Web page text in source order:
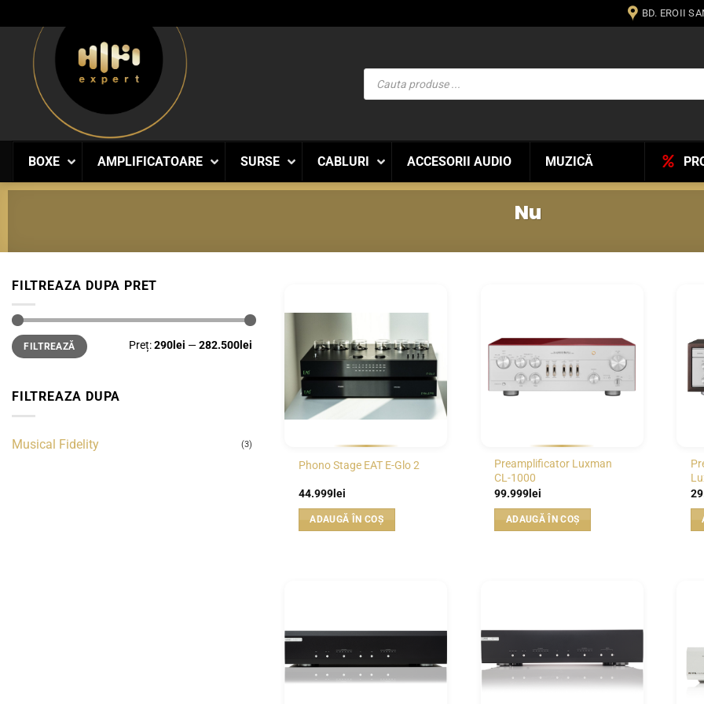
to
content
BD. EROII
Products
search
BOXE AMPLIFICATOARE SURSE CABLURI ACCESORII AUDIO MUZICĂ
Nu
FILTREAZA DUPA PRET
Preț
minim
Preț
maximFILTREAZĂ Preț:290lei —282.500lei
FILTREAZA DUPA
Musical Fidelity (3)
Phono Stage EAT E-Glo 2
44.999lei
ADAUGĂ ÎN COȘ
Preamplificator Luxman
CL-1000
99.999 lei
ADAUGĂ ÎN COȘ
WISHLIST WISHLIST